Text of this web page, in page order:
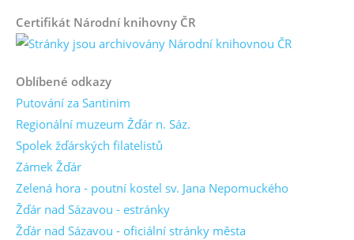
Certifikát Národní knihovny ČR
Oblíbené odkazy
Putování za Santinim
Regionální muzeum Žďár n. Sáz.
Spolek žďárských filatelistů
Zámek Žďár
Zelená hora - poutní kostel sv. Jana Nepomuckého
Žďár nad Sázavou - estránky
Žďár nad Sázavou - oficiální stránky města